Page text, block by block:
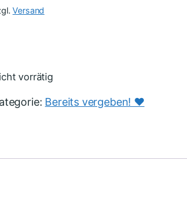
Versand
vorrätig
Bereits vergeben! ♥️